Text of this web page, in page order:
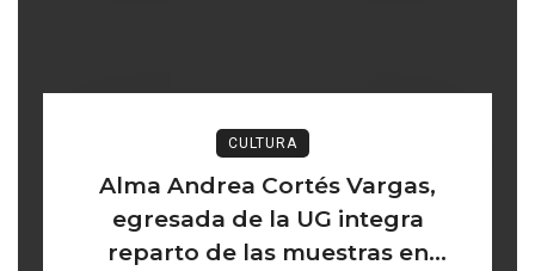
CULTURA
Alma Andrea Cortés Vargas,
egresada de la UG integra
reparto de las muestras en